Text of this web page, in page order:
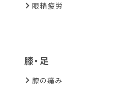
眼精疲労
膝・足
膝の痛み